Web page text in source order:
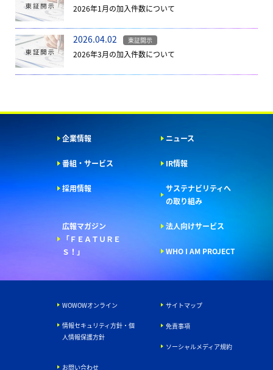
2026年1月の加入件数について
2026.04.02 東証開示
2026年3月の加入件数について
企業情報 ニュース
番組・サービス IR情報
採用情報
サステナビリティへ
の取り組み
広報マガジン
「ＦＥＡＴＵＲＥ
Ｓ！」
法人向けサービス
WHO I AM PROJECT
WOWOWオンライン サイトマップ
情報セキュリティ方針・個
人情報保護方針
免責事項
ソーシャルメディア規約
お問い合わせ